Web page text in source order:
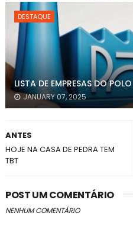
DESTAQUE
LISTA DE EMPRESAS DO
JANUARY 07, 2025
ANTES
HOJE NA CASA DE PEDRA TEM
TBT
POST UM COMENTÁRIO
NENHUM COMENTÁRIO